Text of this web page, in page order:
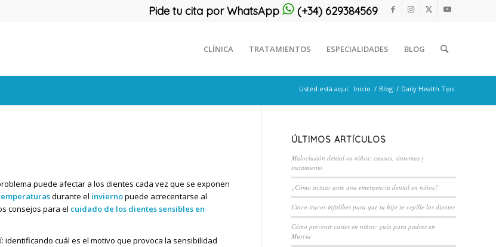
Pide tu cita por WhatsApp (+34) 629384569
CLÍNICA TRATAMIENTOS ESPECIALIDADES BLOG
Usted está aquí: Inicio / Blog / Daily Health Tips
puede afectar a los dientes cada vez que se exponen
durante el inviernopuede acrecentarse al
consejos para el cuidado de los dientes sensibles en
identificando cuál es el motivo que provoca la sensibilidad
ÚLTIMOS ARTÍCULOS
Maloclusión dental en niños: causas, síntomas y
tratamiento
¿Cómo actuar ante una emergencia dental en niños?
Cinco trucos infalibes para que tu hijo se cepille los dientes
Cómo prevenir caries en niños: guía para padres en
Murcia